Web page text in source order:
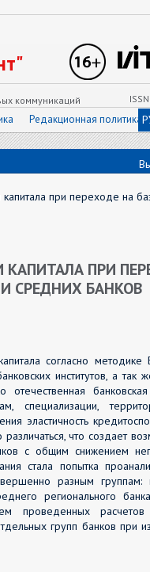
коммуникаций
Редакционная политика
при переходе на
ПРИ
СРЕДНИХ БАНКОВ
согласно методике
институтов, а так
банковская
эластичность
что создает
с общим снижением
стала попытка
разным группам:
регионального
проведенных расчетов
групп банков при